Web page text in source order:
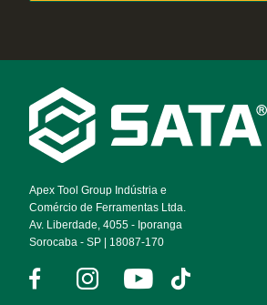
Footer
Navigation
Apex Tool Group Indústria e
Comércio de Ferramentas Ltda.
Av. Liberdade, 4055 - Iporanga
Sorocaba - SP | 18087-170